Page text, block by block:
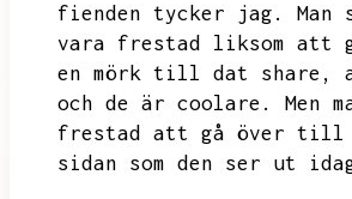
fienden tycker jag. Man
vara frestad liksom att
en mörk till dat share,
och de är coolare.
Men
frestad att gå över till
sidan som den ser ut